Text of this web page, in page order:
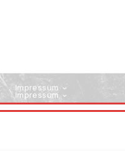
Impressum
Impressum